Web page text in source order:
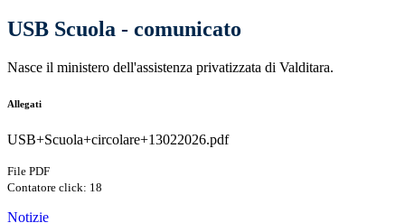
USB Scuola - comunicato
Nasce il ministero dell'assistenza privatizzata di Valditara.
Allegati
USB+Scuola+circolare+13022026.pdf
File PDF
Contatore click: 18
Notizie